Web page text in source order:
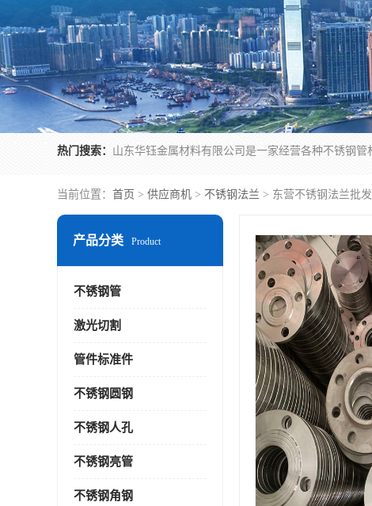
热门搜索：
当前位置： 首页 > 供应商机 > 不锈钢法兰 > 东营不锈钢法兰批发
产品分类 Product
不锈钢管
激光切割
管件标准件
不锈钢圆钢
不锈钢人孔
不锈钢亮管
不锈钢角钢